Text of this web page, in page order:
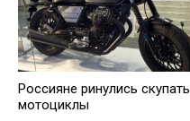
Россияне ринулись скупать
мотоциклы